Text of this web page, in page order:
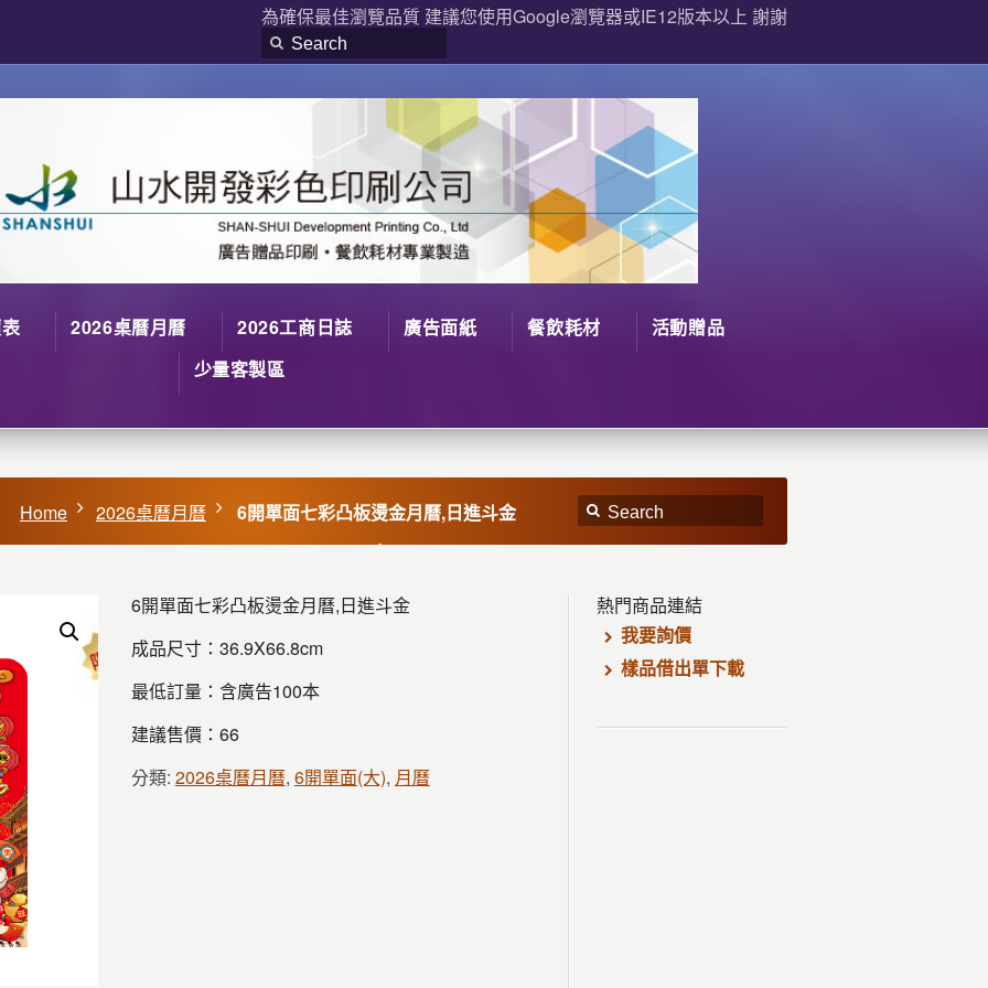
為確保最佳瀏覽品質 建議您使用Google瀏覽器或IE12版本以上 謝謝
2026桌曆月曆 2026工商日誌 廣告面紙 餐飲耗材
活動贈品
少量客製區
Home 2026桌曆月曆 6開單面七彩凸板燙金月曆,日進斗金
6開單面七彩凸板燙金月曆,日進斗金
成品尺寸：36.9X66.8cm
最低訂量：含廣告100本
建議售價：66
分類: 2026桌曆月曆, 6開單面(大), 月曆
熱門商品連結
我要詢價
樣品借出單下載